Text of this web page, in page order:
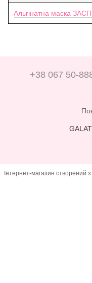
Альгінатна маска
+38 067 50-
Інтернет-магазин створений